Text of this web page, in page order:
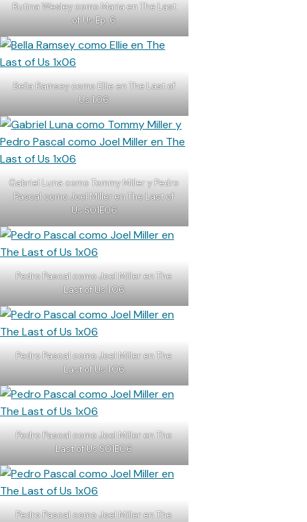
Rutina Wesley como Maria en The Last
of Us Ep. 6
Bella Ramsey como Ellie en The Last of
Us 1.06
Gabriel Luna como Tommy Miller y Pedro
Pascal como Joel Miller en The Last of
Us S01E06
Pedro Pascal como Joel Miller en The
Last of Us 1.06
Pedro Pascal como Joel Miller en The
Last of Us 1.06
Pedro Pascal como Joel Miller en The
Last of Us S01E06
Pedro Pascal como Joel Miller en The